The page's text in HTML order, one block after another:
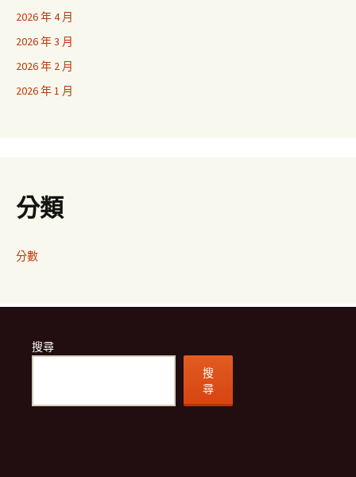
2026 年 4 月
2026 年 3 月
2026 年 2 月
2026 年 1 月
分類
分數
搜尋
搜
尋